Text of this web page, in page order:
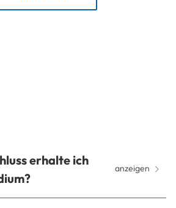
erhalte ich
anzeigen